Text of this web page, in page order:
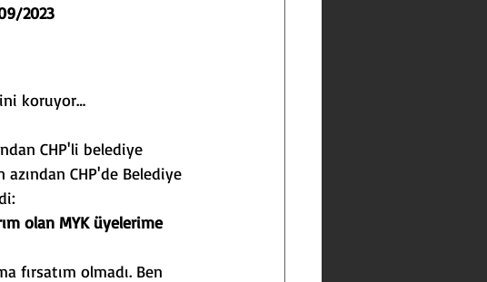
2023
koruyor…
CHP'li belediye
CHP'de Belediye
olan MYK üyelerime
fırsatım olmadı. Ben